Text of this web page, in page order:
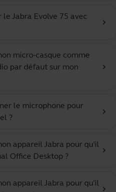
Jabra Evolve 75 avec
chevron_right
micro-casque comme
par défaut sur mon
chevron_right
le microphone pour
?
chevron_right
appareil Jabra pour qu'il
Office Desktop ?
chevron_right
appareil Jabra pour qu'il
chevron_right